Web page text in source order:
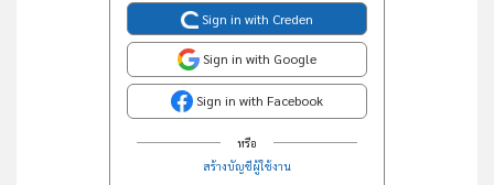
Sign in with Creden
Sign in with Google
Sign in with Facebook
หรือ
สร้างบัญชีผู้ใช้งาน